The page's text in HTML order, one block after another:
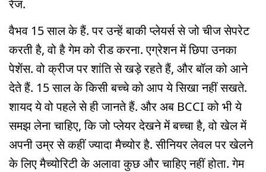
रेंज.
वैभव 15 साल के हैं. पर उन्हें बाकी प्लेयर्स से जो चीज सेपरेट
करती है, वो है गेम को रीड करना. एग्रेशन में छिपा उनका
पेशेंस. वो क्रीज पर शांति से खड़े रहते हैं, और बॉल को आने
देते हैं. 15 साल के किसी बच्चे को आप ये सिखा नहीं सखते.
शायद ये वो पहले से ही जानते हैं. और अब BCCI को भी ये
समझ लेना चाहिए, कि जो प्लेयर देखने में बच्चा है, वो खेल में
अपनी उम्र से कहीं ज्यादा मैच्योर है. सीनियर लेवल पर खेलने
के लिए मैच्योरिटी के अलावा कुछ और चाहिए नहीं होता. गेम